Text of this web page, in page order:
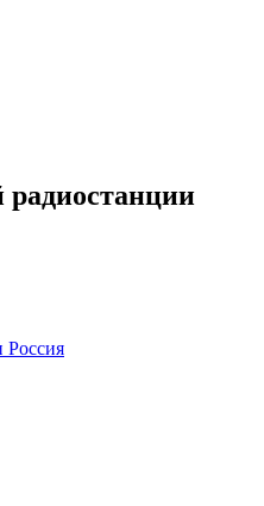
радиостанции
Россия